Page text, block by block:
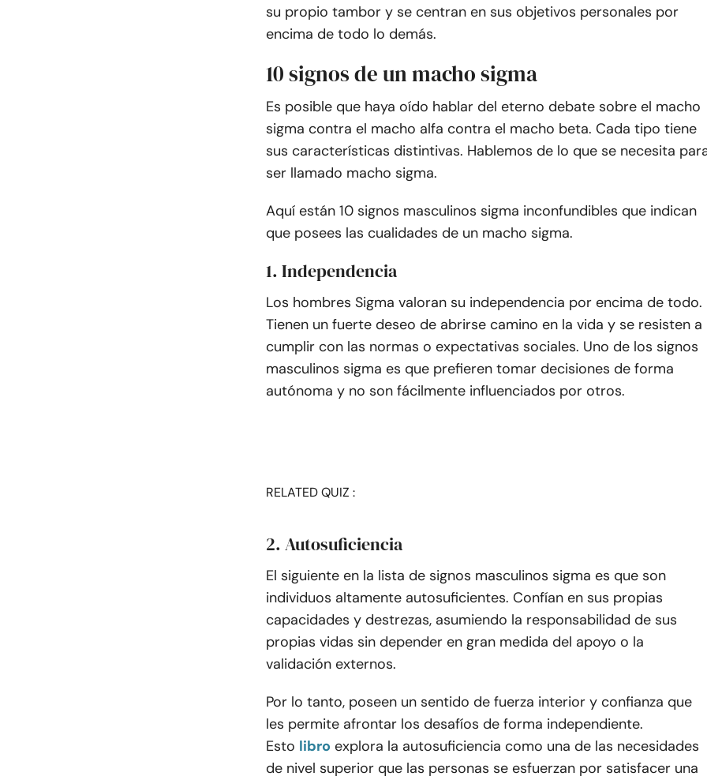
su propio tambor y se centran en sus objetivos personales por
encima de todo lo demás.
10 signos de un macho sigma
Es posible que haya oído hablar del eterno debate sobre el macho
sigma contra el macho alfa contra el macho beta. Cada tipo tiene
sus características distintivas. Hablemos de lo que se necesita
ser llamado macho sigma.
Aquí están 10 signos masculinos sigma inconfundibles que indican
que posees las cualidades de un macho sigma.
1. Independencia
Los hombres Sigma valoran su independencia por encima de todo.
Tienen un fuerte deseo de abrirse camino en la vida y se resisten a
cumplir con las normas o expectativas sociales. Uno de los signos
masculinos sigma es que prefieren tomar decisiones de forma
autónoma y no son fácilmente influenciados por otros.
RELATED QUIZ :
2. Autosuficiencia
El siguiente en la lista de signos masculinos sigma es que son
individuos altamente autosuficientes. Confían en sus propias
capacidades y destrezas, asumiendo la responsabilidad de sus
propias vidas sin depender en gran medida del apoyo o la
validación externos.
Por lo tanto, poseen un sentido de fuerza interior y confianza que
les permite afrontar los desafíos de forma independiente.
Esto libro explora la autosuficiencia como una de las necesidades
de nivel superior que las personas se esfuerzan por satisfacer una